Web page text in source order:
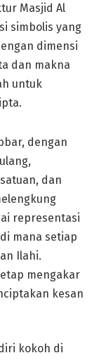
Masjid Al
simbolis yang
dimensi
dan makna
untuk
dengan
dan
representasi
mana setiap
Ilahi.
mengakar
kesan
kokoh di